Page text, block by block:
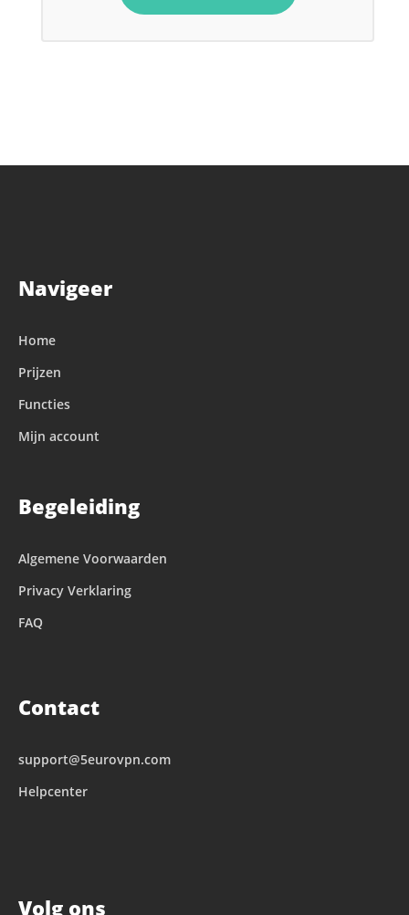
Navigeer
Home
Prijzen
Functies
Mijn account
Begeleiding
Algemene Voorwaarden
Privacy Verklaring
FAQ
Contact
support@5eurovpn.com
Helpcenter
Volg ons